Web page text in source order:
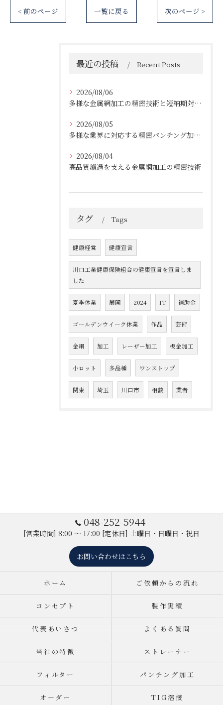
< 前のページ 一覧に戻る 次のページ >
最近の投稿 Recent Posts
2026/08/06
多様な金属網加工の精密技術と短納期対応の実例
2026/08/05
多様な業界に対応する精密パンチング加工の実践技術
2026/08/04
高品質濾過を支える金属網加工の精密技術
タグ Tags
健康経営 健康宣言
川口工業健康保険組合の健康宣言を宣言しま
した
夏季休業 展開 2024 IT 補助金
ゴールデンウイーク休業 作品 芸術
金網 加工 レーザー加工 板金加工
小ロット 多品種 ワンストップ
関東 埼玉 川口市 相談 業者
048-252-5944
[営業時間] 8:00 ～ 17:00 [定休日] 土曜日・日曜日・祝日
お問い合わせはこちら
ホーム ご依頼からの流れ
コンセプト 製作実績
代表あいさつ よくある質問
当社の特徴 ストレーナー
フィルター パンチング加工
オーダー TIG溶接